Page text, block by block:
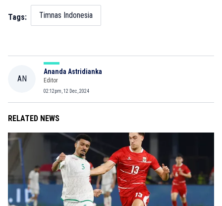
Tags: Timnas Indonesia
AN
Ananda Astridianka
Editor
02:12pm, 12 Dec, 2024
RELATED NEWS